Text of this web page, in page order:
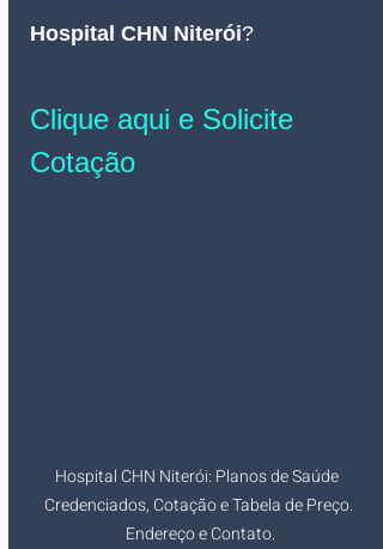
Hospital CHN Niterói?
Clique aqui e Solicite
Cotação
Hospital CHN Niterói: Planos de Saúde
Credenciados, Cotação e Tabela de Preço.
Endereço e Contato.